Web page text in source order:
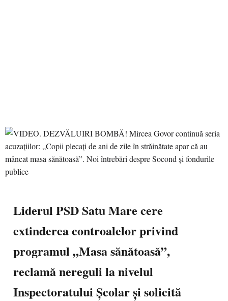
Liderul PSD Satu Mare cere
extinderea controalelor privind
programul „Masa sănătoasă”,
reclamă nereguli la nivelul
Inspectoratului Școlar și solicită